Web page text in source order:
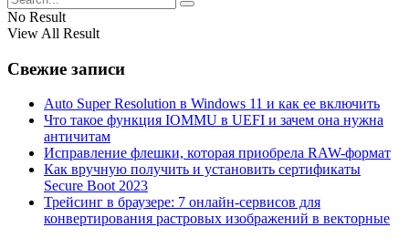
No Result
View All Result
Свежие записи
Auto Super Resolution в Windows 11 и как ее включить
Что такое функция IOMMU в UEFI и зачем она нужна
античитам
Исправление флешки, которая приобрела RAW-формат
Как вручную получить и установить сертификаты
Secure Boot 2023
Трейсинг в браузере: 7 онлайн-сервисов для
конвертирования растровых изображений в векторные